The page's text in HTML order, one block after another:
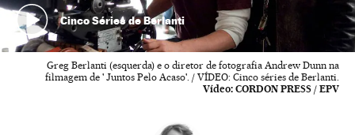
Cinco Séries de Berlanti
Greg Berlanti (esquerda) e o diretor de fotografia Andrew Dunn na
filmagem de ' Juntos Pelo Acaso'. / VÍDEO: Cinco séries de Berlanti.
Vídeo: CORDON PRESS / EPV